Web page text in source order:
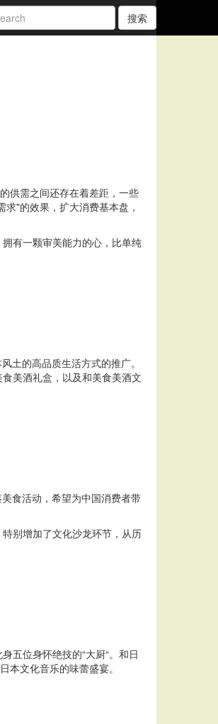
搜索
供需之间还存在着差距，一些
"的效果，扩大消费基本盘，
有一颗审美能力的心，比单纯
土的高品质生活方式的推广。
美酒礼盒，以及和美食美酒文
食活动，希望为中国消费者带
别增加了文化沙龙环节，从历
五位身怀绝技的“大厨“。和日
本文化音乐的味蕾盛宴。